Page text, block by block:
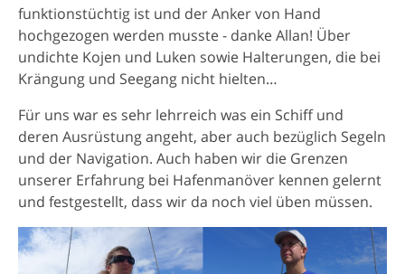
funktionstüchtig ist und der Anker von Hand
hochgezogen werden musste - danke Allan! Über
undichte Kojen und Luken sowie Halterungen, die bei
Krängung und Seegang nicht hielten…
Für uns war es sehr lehrreich was ein Schiff und
deren Ausrüstung angeht, aber auch bezüglich Segeln
und der Navigation. Auch haben wir die Grenzen
unserer Erfahrung bei Hafenmanöver kennen gelernt
und festgestellt, dass wir da noch viel üben müssen.